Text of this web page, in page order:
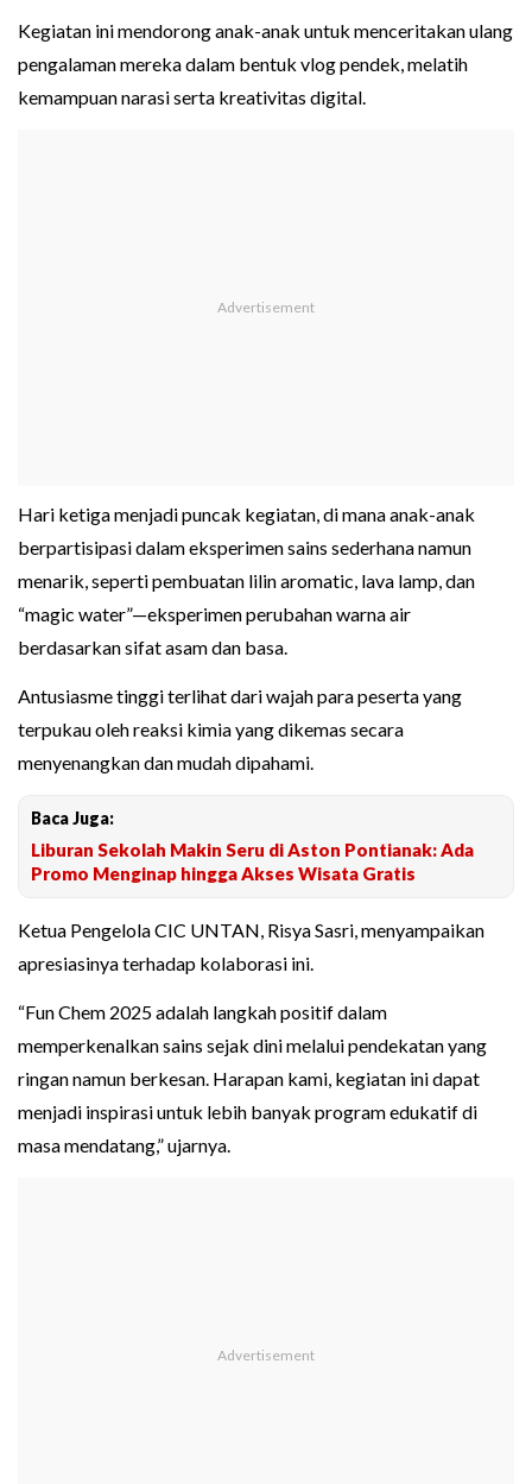
Kegiatan ini mendorong anak-anak untuk menceritakan ulang
pengalaman mereka dalam bentuk vlog pendek, melatih
kemampuan narasi serta kreativitas digital.
Hari ketiga menjadi puncak kegiatan, di mana anak-anak
berpartisipasi dalam eksperimen sains sederhana namun
menarik, seperti pembuatan lilin aromatic, lava lamp, dan
“magic water”—eksperimen perubahan warna air
berdasarkan sifat asam dan basa.
Antusiasme tinggi terlihat dari wajah para peserta yang
terpukau oleh reaksi kimia yang dikemas secara
menyenangkan dan mudah dipahami.
Baca Juga:
Liburan Sekolah Makin Seru di Aston Pontianak: Ada
Promo Menginap hingga Akses Wisata Gratis
Ketua Pengelola CIC UNTAN, Risya Sasri, menyampaikan
apresiasinya terhadap kolaborasi ini.
“Fun Chem 2025 adalah langkah positif dalam
memperkenalkan sains sejak dini melalui pendekatan yang
ringan namun berkesan. Harapan kami, kegiatan ini dapat
menjadi inspirasi untuk lebih banyak program edukatif di
masa mendatang,” ujarnya.